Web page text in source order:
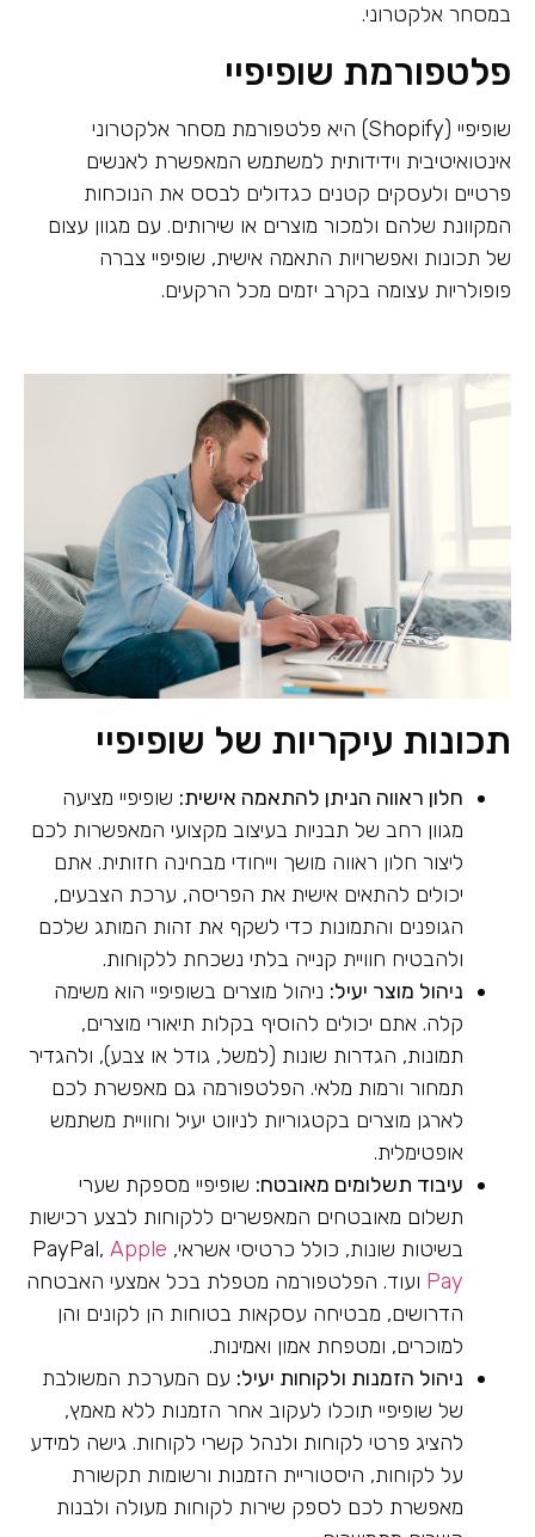
במסחר אלקטרוני.
פלטפורמת שופיפיי
שופיפיי (Shopify) היא פלטפורמת מסחר אלקטרוני
אינטואיטיבית וידידותית למשתמש המאפשרת לאנשים
פרטיים ולעסקים קטנים כגדולים לבסס את הנוכחות
המקוונת שלהם ולמכור מוצרים או שירותים. עם מגוון עצום
של תכונות ואפשרויות התאמה אישית, שופיפיי צברה
פופולריות עצומה בקרב יזמים מכל הרקעים.
תכונות עיקריות של שופיפיי
חלון ראווה הניתן להתאמה אישית: שופיפיי מציעה
מגוון רחב של תבניות בעיצוב מקצועי המאפשרות לכם
ליצור חלון ראווה מושך וייחודי מבחינה חזותית. אתם
יכולים להתאים אישית את הפריסה, ערכת הצבעים,
הגופנים והתמונות כדי לשקף את זהות המותג שלכם
ולהבטיח חוויית קנייה בלתי נשכחת ללקוחות.
ניהול מוצר יעיל: ניהול מוצרים בשופיפיי הוא משימה
קלה. אתם יכולים להוסיף בקלות תיאורי מוצרים,
תמונות, הגדרות שונות (למשל, גודל או צבע), ולהגדיר
תמחור ורמות מלאי. הפלטפורמה גם מאפשרת לכם
לארגן מוצרים בקטגוריות לניווט יעיל וחוויית משתמש
אופטימלית.
עיבוד תשלומים מאובטח: שופיפיי מספקת שערי
תשלום מאובטחים המאפשרים ללקוחות לבצע רכישות
בשיטות שונות, כולל כרטיסי אשראי, PayPal, Apple
Pay ועוד. הפלטפורמה מטפלת בכל אמצעי האבטחה
הדרושים, מבטיחה עסקאות בטוחות הן לקונים והן
למוכרים, ומטפחת אמון ואמינות.
ניהול הזמנות ולקוחות יעיל: עם המערכת המשולבת
של שופיפיי תוכלו לעקוב אחר הזמנות ללא מאמץ,
להציג פרטי לקוחות ולנהל קשרי לקוחות. גישה למידע
על לקוחות, היסטוריית הזמנות ורשומות תקשורת
מאפשרת לכם לספק שירות לקוחות מעולה ולבנות